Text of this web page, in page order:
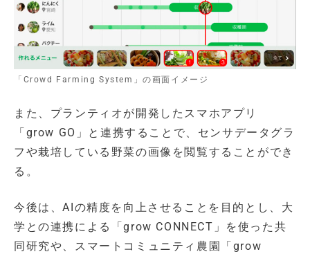
「Crowd Farming System」の画面イメージ
また、プランティオが開発したスマホアプリ
「grow GO」と連携することで、センサデータグラ
フや栽培している野菜の画像を閲覧することができ
る。
今後は、AIの精度を向上させることを目的とし、大
学との連携による「grow CONNECT」を使った共
同研究や、スマートコミュニティ農園「grow